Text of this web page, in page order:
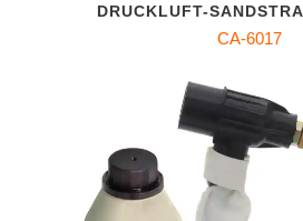
DRUCKLUFT-
CA-6017